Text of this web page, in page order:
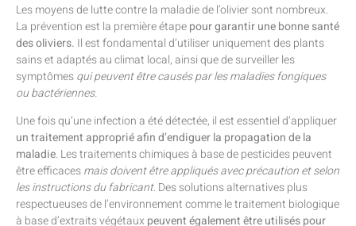
Les moyens de lutte contre la maladie de l’olivier sont nombreux.
La prévention est la première étapepour garantir une bonne santé
des oliviers. Il est fondamental d’utiliser uniquement des plants
sains et adaptés au climat local, ainsi que de surveiller les
symptômesqui peuvent être causés par les maladies fongiques
ou bactériennes.
Une fois qu’une infection a été détectée, il est essentiel d’appliquer
un traitement approprié afin d’endiguer la propagation de la
maladie. Les traitements chimiques à base de pesticides peuvent
être efficacesmais doivent être appliqués avec précaution et selon
les instructions du fabricant.Des solutions alternatives plus
respectueuses de l’environnement comme le traitement biologique
à base d’extraits végétauxpeuvent également être utilisés pour